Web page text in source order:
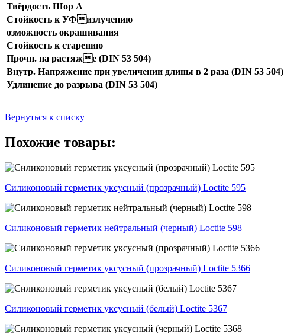
Твёрдость Шор А
Стойкость к УФизлучению
озможность окрашивания
Стойкость к старению
Прочн. на растяже (DIN 53 504)
Внутр. Напряжение при увеличении длины в 2 раза (DIN 53 504)
Удлинение до разрыва (DIN 53 504)
Вернуться к списку
Похожие товары:
Силиконовый герметик уксусный (прозрачный) Loctite 595
Силиконовый герметик нейтральный (черный) Loctite 598
Силиконовый герметик уксусный (прозрачный) Loctite 5366
Силиконовый герметик уксусный (белый) Loctite 5367